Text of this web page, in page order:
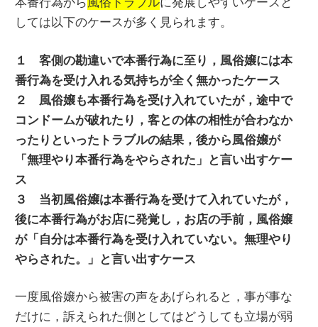
しては以下のケースが多く見られます。
１ 客側の勘違いで本番行為に至り，風俗嬢には本
番行為を受け入れる気持ちが全く無かったケース
２ 風俗嬢も本番行為を受け入れていたが，途中で
コンドームが破れたり，客との体の相性が合わなか
ったりといったトラブルの結果，後から風俗嬢が
「無理やり本番行為をやらされた」と言い出すケー
ス
３ 当初風俗嬢は本番行為を受けて入れていたが，
後に本番行為がお店に発覚し，お店の手前，風俗嬢
が「自分は本番行為を受け入れていない。無理やり
やらされた。」と言い出すケース
一度風俗嬢から被害の声をあげられると，事が事な
だけに，訴えられた側としてはどうしても立場が弱